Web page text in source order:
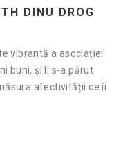
DINU DROG
vibrantă a asociației
buni, și li s-a părut
afectivității ce îi